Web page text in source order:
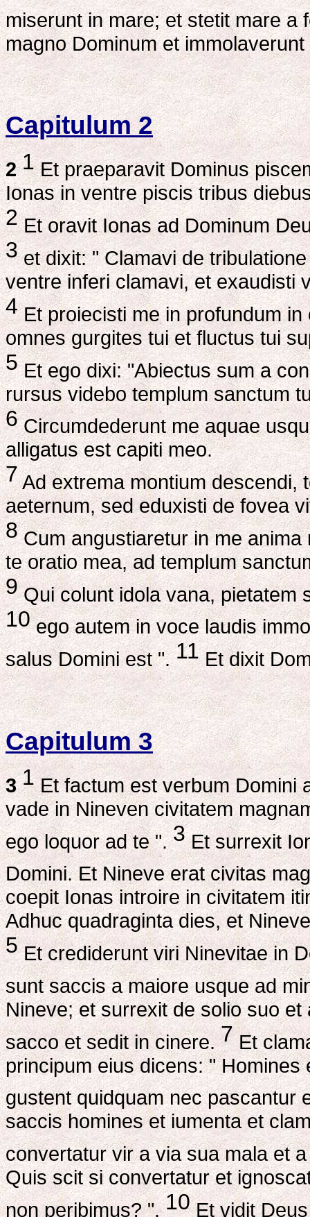
miserunt in mare; et stetit mare a
magno Dominum et
Capitulum 2
2 1Et praeparavit Dominus
Ionas in ventre piscis tribus
2Et oravit Ionas ad Dominum
3et dixit: " Clamavi de
ventre inferi clamavi, et exaudisti
4Et proiecisti me in profundum
omnes gurgites tui et fluctus tui
5Et ego dixi: "Abiectus sum a
rursus videbo templum sanctum
6Circumdederunt me aquae
alligatus est capiti meo.
7Ad extrema montium descendi,
aeternum, sed eduxisti de fovea
8Cum angustiaretur in me anima
te oratio mea, ad templum
9Qui colunt idola vana, pietatem
10ego autem in voce laudis
salus Domini est ".11Et dixit
Capitulum 3
3 1Et factum est verbum Domini
vade in Nineven civitatem
ego loquor ad te ".3Et surrexit
Domini. Et Nineve erat civitas
coepit Ionas introire in civitatem
Adhuc quadraginta dies, et
5Et crediderunt viri Ninevitae in
sunt saccis a maiore usque ad
Nineve; et surrexit de solio suo
sacco et sedit in cinere. 7Et
principum eius dicens: "
gustent quidquam nec pascantur
saccis homines et iumenta et
convertatur vir a via sua mala et
Quis scit si convertatur et
non peribimus? ".10Et vidit